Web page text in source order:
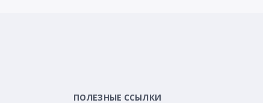
ПОЛЕЗНЫЕ ССЫЛКИ